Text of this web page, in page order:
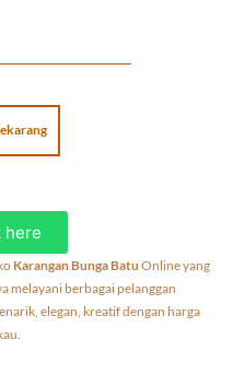
here
Karangan Bunga Batu Online yang
melayani berbagai pelanggan
elegan, kreatif dengan harga